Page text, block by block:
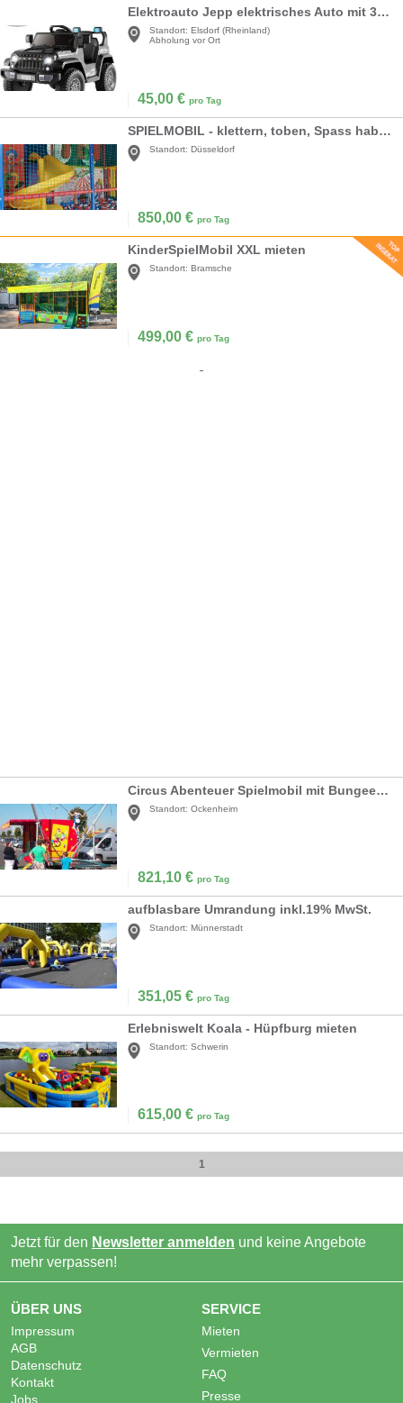
Elektroauto Jepp elektrisches Auto mit 3 Geschwindigkeiten & Fernbedienung Elektrofahrzeug Funcars
Standort: Elsdorf (Rheinland)
Abholung vor Ort
45,00 € pro Tag
SPIELMOBIL - klettern, toben, Spass haben.....
Standort: Düsseldorf
850,00 € pro Tag
KinderSpielMobil XXL mieten
Standort: Bramsche
499,00 € pro Tag
Circus Abenteuer Spielmobil mit Bungee-Trampolin
Standort: Ockenheim
821,10 € pro Tag
aufblasbare Umrandung inkl.19% MwSt.
Standort: Münnerstadt
351,05 € pro Tag
Erlebniswelt Koala - Hüpfburg mieten
Standort: Schwerin
615,00 € pro Tag
1
Jetzt für den Newsletter anmelden und keine Angebote
mehr verpassen!
ÜBER UNS
Impressum
AGB
Datenschutz
Kontakt
Jobs
SERVICE
Mieten
Vermieten
FAQ
Presse